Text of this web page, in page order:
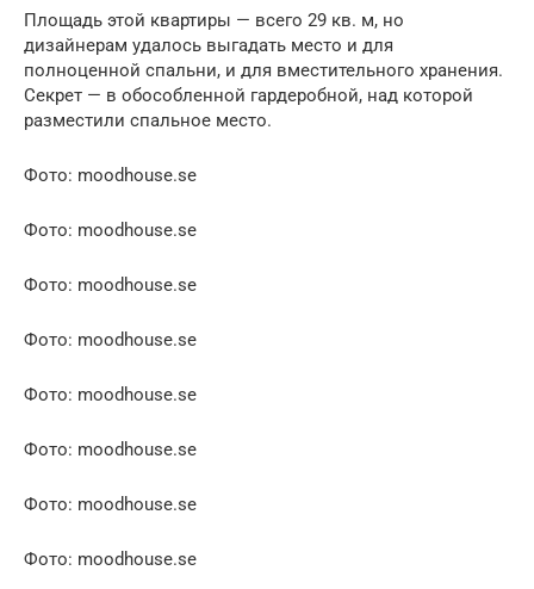
Площадь этой квартиры — всего 29 кв. м, но
дизайнерам удалось выгадать место и для
полноценной спальни, и для вместительного хранения.
Секрет — в обособленной гардеробной, над которой
разместили спальное место.
Фото: moodhouse.se
Фото: moodhouse.se
Фото: moodhouse.se
Фото: moodhouse.se
Фото: moodhouse.se
Фото: moodhouse.se
Фото: moodhouse.se
Фото: moodhouse.se